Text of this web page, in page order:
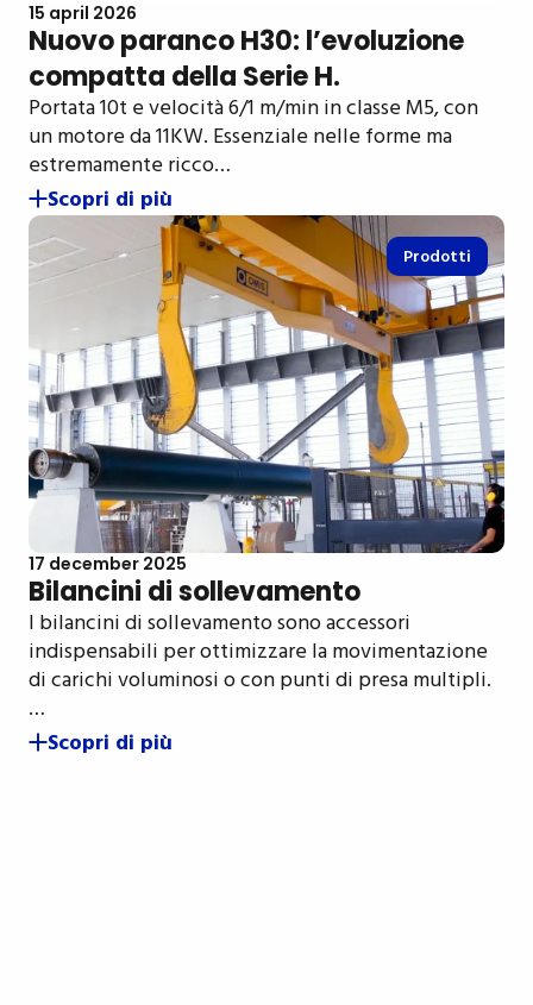
15 april 2026
Nuovo paranco H30: l’evoluzione
compatta della Serie H.
Portata 10t e velocità 6/1 m/min in classe M5, con
un motore da 11KW. Essenziale nelle forme ma
estremamente ricco…
Scopri di più
Prodotti
17 december 2025
Bilancini di sollevamento
I bilancini di sollevamento sono accessori
indispensabili per ottimizzare la movimentazione
di carichi voluminosi o con punti di presa multipli.
…
Scopri di più